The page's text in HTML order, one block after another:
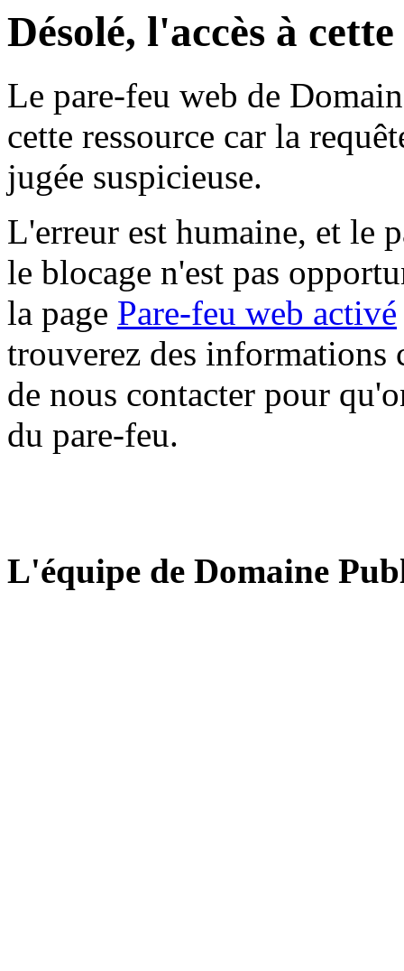
Désolé, l'accès à
Le pare-feu web de
cette ressource car la
jugée suspicieuse.
L'erreur est humaine, et le
le blocage n'est pas
la page Pare-feu web activé
trouverez des informations
de nous contacter pour
du pare-feu.
L'équipe de Domaine